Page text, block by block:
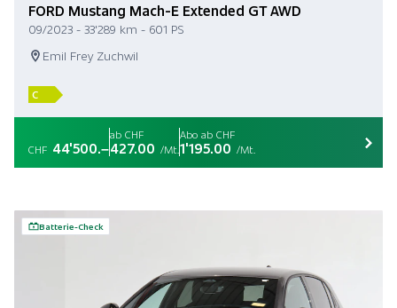
FORD Mustang Mach-E Extended GT AWD
09/2023 - 33'289 km - 601 PS
Emil Frey Zuchwil
C
CHF 44'500.–
ab CHF
427.00 /Mt.
Abo ab CHF
1'195.00 /Mt.
Batterie-Check